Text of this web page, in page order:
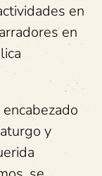
en
en
y